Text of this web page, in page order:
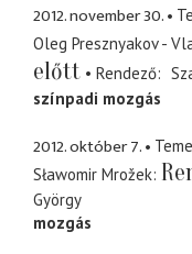
2012. november 30.
Oleg Presznyakov -
előtt
Rendező
színpadi mozgás
2012. október 7.
Sławomir Mrožek
György
mozgás